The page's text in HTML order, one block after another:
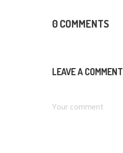
0 COMMENTS
LEAVE A COMMENT